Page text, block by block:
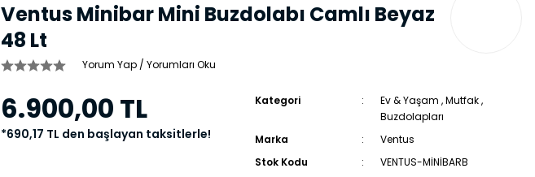
Ventus Minibar Mini Buzdolabı Camlı Beyaz
48 Lt
Yorum Yap / Yorumları Oku
6.900,00 TL
*690,17 TL den başlayan taksitlerle!
Kategori Ev & Yaşam ,Mutfak,
Buzdolapları
Marka
Ventus
Stok Kodu
VENTUS-MİNİBARB